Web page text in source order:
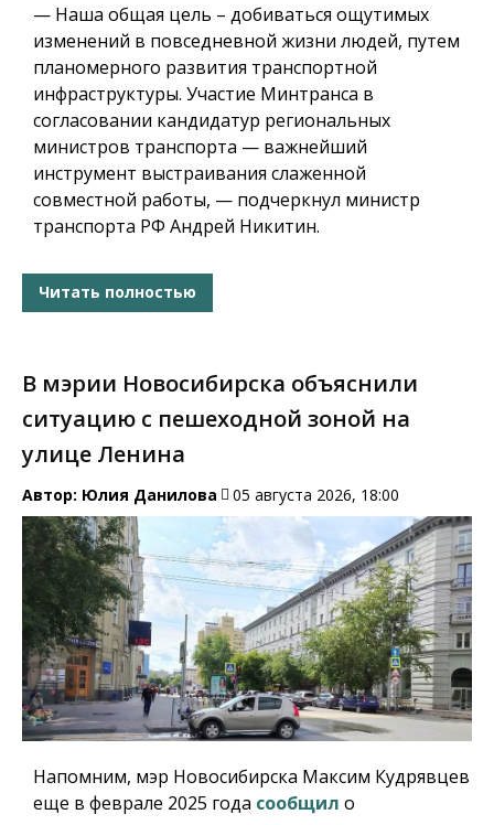
— Наша общая цель – добиваться ощутимых
изменений в повседневной жизни людей, путем
планомерного развития транспортной
инфраструктуры. Участие Минтранса в
согласовании кандидатур региональных
министров транспорта — важнейший
инструмент выстраивания слаженной
совместной работы, — подчеркнул министр
транспорта РФ Андрей Никитин.
Читать полностью
В мэрии Новосибирска объяснили
ситуацию с пешеходной зоной на
улице Ленина
Автор: Юлия Данилова 05 августа 2026, 18:00
Напомним, мэр Новосибирска Максим Кудрявцев
еще в феврале 2025 года сообщил о